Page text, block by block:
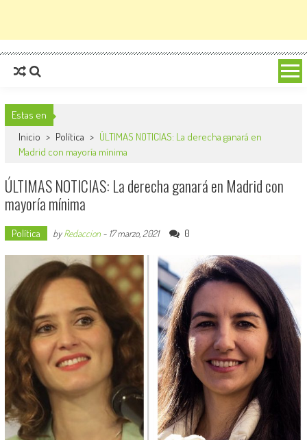
Estas en
Inicio > Política > ÚLTIMAS NOTICIAS: La derecha ganará en
Madrid con mayoría mínima
ÚLTIMAS NOTICIAS: La derecha ganará en Madrid con
mayoría mínima
Política byRedaccion- 17 marzo, 2021 0